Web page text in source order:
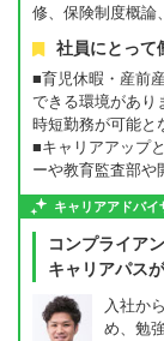
修、保険制度概論
社員にとっ
■育児休暇・産前
できる環境があり
時短勤務が可能と
■キャリアアップ
ーや教育監査部や
キャリアアドバイ
コンプライア
キャリアパス
入社か
め、勉